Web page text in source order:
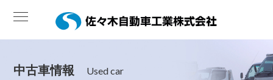
中古車情報 Used car